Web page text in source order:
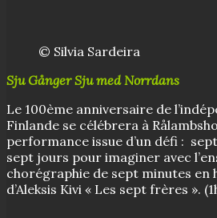
© Silvia Sardeira
Sju Gånger Sju med Norrdans
Le 100ème anniversaire de
Finlande se célébrera à
performance issue d’un défi :
sept jours pour imaginer avec
chorégraphie de sept minutes en
d’Aleksis Kivi « Les sept frères ».